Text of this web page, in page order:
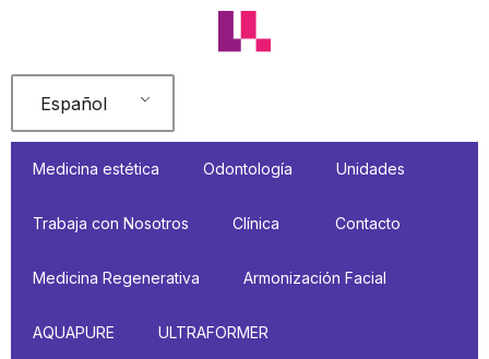
contenido
Español
Medicina estética Odontología Unidades
Trabaja con Nosotros Clínica Contacto
Medicina Regenerativa Armonización Facial
AQUAPURE ULTRAFORMER